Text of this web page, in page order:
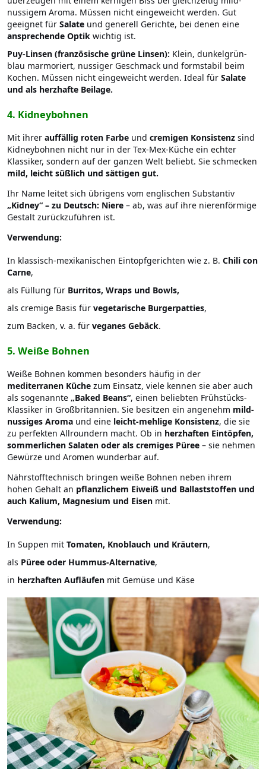
nussigem Aroma. Müssen nicht eingeweicht werden. Gut
geeignet für Salate und generell Gerichte, bei denen eine
ansprechende Optik wichtig ist.
Puy-Linsen (französische grüne Linsen): Klein, dunkelgrün-
blau marmoriert, nussiger Geschmack und formstabil beim
Kochen. Müssen nicht eingeweicht werden. Ideal für Salate
und als herzhafte Beilage.
4. Kidneybohnen
Mit ihrer auffällig roten Farbe und cremigen Konsistenz sind
Kidneybohnen nicht nur in der Tex-Mex-Küche ein echter
Klassiker, sondern auf der ganzen Welt beliebt. Sie schmecken
mild, leicht süßlich und sättigen gut.
Ihr Name leitet sich übrigens vom englischen Substantiv
„Kidney“ – zu Deutsch: Niere – ab, was auf ihre nierenförmige
Gestalt zurückzuführen ist.
Verwendung:
In klassisch-mexikanischen Eintopfgerichten wie z. B. Chili con
Carne,
als Füllung für Burritos, Wraps und Bowls,
als cremige Basis für vegetarische Burgerpatties,
zum Backen, v. a. für veganes Gebäck.
5. Weiße Bohnen
Weiße Bohnen kommen besonders häufig in der
mediterranen Küche zum Einsatz, viele kennen sie aber auch
als sogenannte „Baked Beans“, einen beliebten Frühstücks-
Klassiker in Großbritannien. Sie besitzen ein angenehm mild-
nussiges Aroma und eine leicht-mehlige Konsistenz, die sie
zu perfekten Allroundern macht. Ob in herzhaften Eintöpfen,
sommerlichen Salaten oder als cremiges Püree – sie nehmen
Gewürze und Aromen wunderbar auf.
Nährstofftechnisch bringen weiße Bohnen neben ihrem
hohen Gehalt an pflanzlichem Eiweiß und Ballaststoffen und
auch Kalium, Magnesium und Eisen mit.
Verwendung:
In Suppen mit Tomaten, Knoblauch und Kräutern,
als Püree oder Hummus-Alternative,
in herzhaften Aufläufen mit Gemüse und Käse